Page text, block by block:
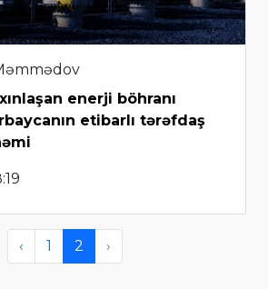
enerji böhranı
etibarlı tərəfdaş
‹ 1 2 ›